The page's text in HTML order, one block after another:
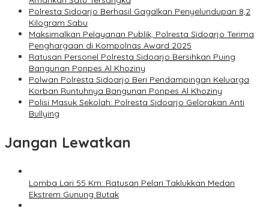
Polresta Sidoarjo Berhasil Gagalkan Penyelundupan 8,2
Kilogram Sabu
Maksimalkan Pelayanan Publik, Polresta Sidoarjo Terima
Penghargaan di Kompolnas Award 2025
Ratusan Personel Polresta Sidoarjo Bersihkan Puing
Bangunan Ponpes Al Khoziny
Polwan Polresta Sidoarjo Beri Pendampingan Keluarga
Korban Runtuhnya Bangunan Ponpes Al Khoziny
Polisi Masuk Sekolah: Polresta Sidoarjo Gelorakan Anti
Bullying
Jangan Lewatkan
Lomba Lari 55 Km: Ratusan Pelari Taklukkan Medan
Ekstrem Gunung Butak